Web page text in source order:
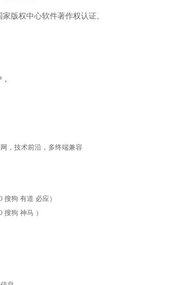
版权中心软件著作权认证。
，技术前沿，多终端兼容
搜狗 有道 必应）
搜狗 神马 ）